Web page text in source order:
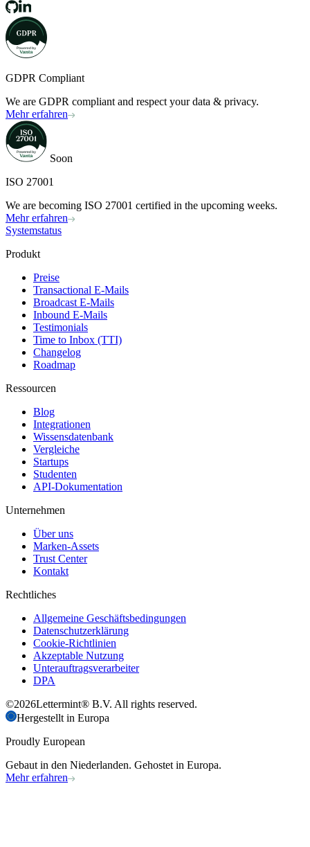
GDPR Compliant
We are GDPR compliant and respect your data & privacy.
Mehr erfahren
Soon
ISO 27001
We are becoming ISO 27001 certified in the upcoming weeks.
Mehr erfahren
Systemstatus
Produkt
Preise
Transactional E-Mails
Broadcast E-Mails
Inbound E-Mails
Testimonials
Time to Inbox (TTI)
Changelog
Roadmap
Ressourcen
Blog
Integrationen
Wissensdatenbank
Vergleiche
Startups
Studenten
API-Dokumentation
Unternehmen
Über uns
Marken-Assets
Trust Center
Kontakt
Rechtliches
Allgemeine Geschäftsbedingungen
Datenschutzerklärung
Cookie-Richtlinien
Akzeptable Nutzung
Unterauftragsverarbeiter
DPA
©2026Lettermint® B.V. All rights reserved.
Hergestellt in Europa
Proudly European
Gebaut in den Niederlanden. Gehostet in Europa.
Mehr erfahren